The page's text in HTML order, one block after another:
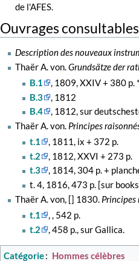
de l'AFES.
Ouvrages
Description des nouveaux
Thaër A. von.Grundsätze der
B.1
, 1809, XXIV + 380 p.
B.3
, 1812
B.4
, 1812, sur
Thaër A. von. Principes
t.1
, 1811, ix + 372 p.
t.2
, 1812, XXVI + 273 p.
t.3
, 1814, 304 p. +
t. 4, 1816, 473 p. [sur
Thaër A. von, [] 1830. Principes
t.1
, , 542 p.
t.2
, 458 p., sur Gallica.
Catégorie: Hommes célèbres